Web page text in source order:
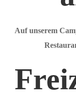
Auf unserem